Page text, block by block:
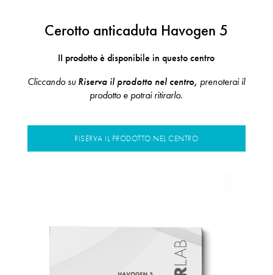
Cerotto anticaduta Havogen 5
II prodotto è disponibile in questo centro
Cliccando su Riserva il prodotto nel centro, prenoterai il
prodotto e potrai ritirarlo.
RISERVA IL PRODOTTO NEL CENTRO